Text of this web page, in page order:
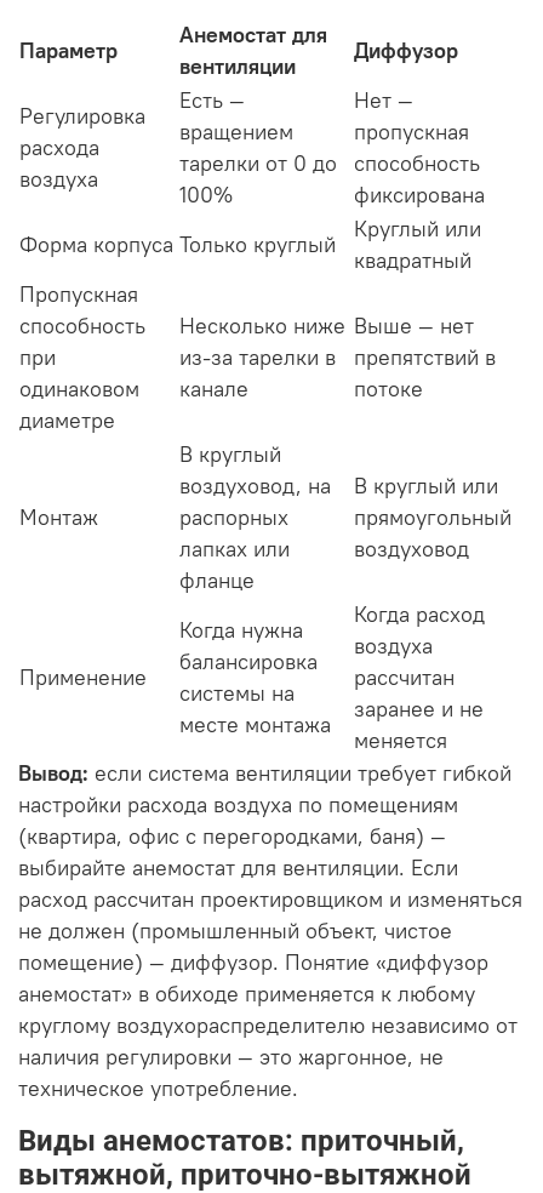
Параметр
Анемостат для
вентиляции
Диффузор
Регулировка
расхода
воздуха
Есть —
вращением
тарелки от 0 до
100%
Нет —
пропускная
способность
фиксирована
Форма корпуса Только круглый
Круглый или
квадратный
Пропускная
способность
при
одинаковом
диаметре
Несколько ниже
из-за тарелки в
канале
Выше — нет
препятствий в
потоке
Монтаж
В круглый
воздуховод, на
распорных
лапках или
фланце
В круглый или
прямоугольный
воздуховод
Применение
Когда нужна
балансировка
системы на
месте монтажа
Когда расход
воздуха
рассчитан
заранее и не
меняется
Вывод: если система вентиляции требует гибкой
настройки расхода воздуха по помещениям
(квартира, офис с перегородками, баня) —
выбирайте анемостат для вентиляции. Если
расход рассчитан проектировщиком и изменяться
не должен (промышленный объект, чистое
помещение) — диффузор. Понятие «диффузор
анемостат» в обиходе применяется к любому
круглому воздухораспределителю независимо от
наличия регулировки — это жаргонное, не
техническое употребление.
Виды анемостатов: приточный,
вытяжной, приточно-вытяжной